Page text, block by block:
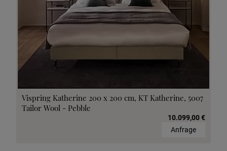
Vispring Katherine 200 x 200 cm, KT Katherine, 5007
Tailor Wool - Pebble
10.099,00 €
Anfrage